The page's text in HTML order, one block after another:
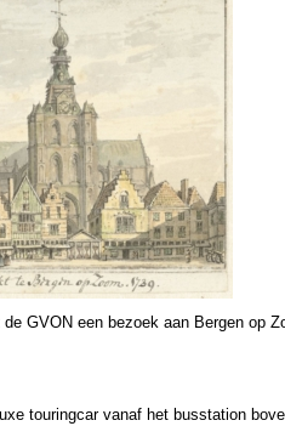
de GVON een bezoek aan Bergen op
touringcar vanaf het busstation